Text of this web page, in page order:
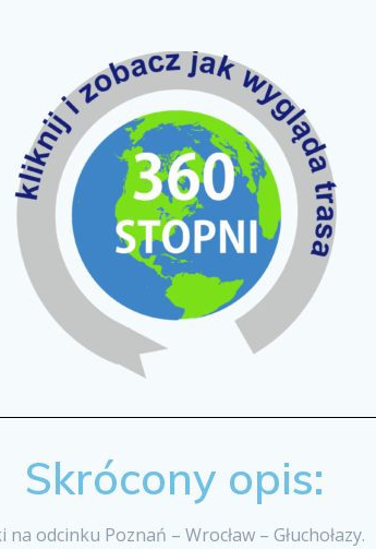
Skrócony opis:
odcinku Poznań – Wrocław – Głuchołazy.